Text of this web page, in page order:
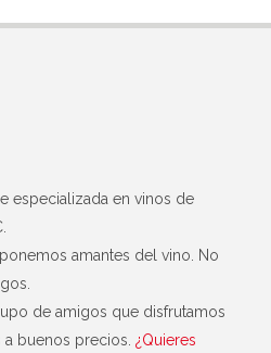
especializada en vinos de
amantes del vino. No
de amigos que disfrutamos
buenos precios. ¿Quieres